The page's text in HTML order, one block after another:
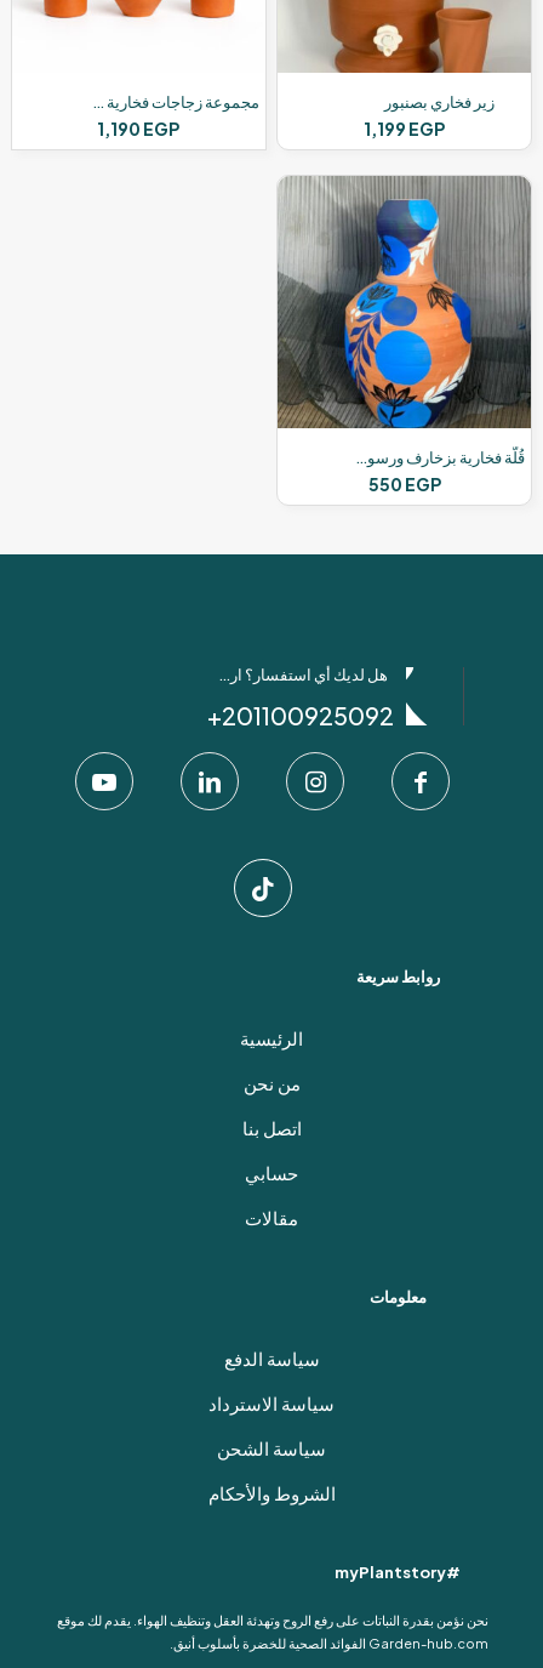
زير فخاري بصنبور
1,199 EGP
مجموعة زجاجات فخارية يدوية
1,190 EGP
قُلّة فخارية بزخارف ورسومات
550 EGP
هل لديك أي استفسار؟ ارسل لنا عبر واتساب!
201100925092+
روابط سريعة
الرئيسية
من نحن
اتصل بنا
حسابي
مقالات
معلومات
سياسة الدفع
سياسة الاسترداد
سياسة الشحن
الشروط والأحكام
#myPlantstory
نحن نؤمن بقدرة النباتات على رفع الروح وتهدئة العقل وتنظيف الهواء. يقدم لك موقع
Garden-hub.com الفوائد الصحية للخضرة بأسلوب أنيق.